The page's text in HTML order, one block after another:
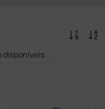
disponíveis